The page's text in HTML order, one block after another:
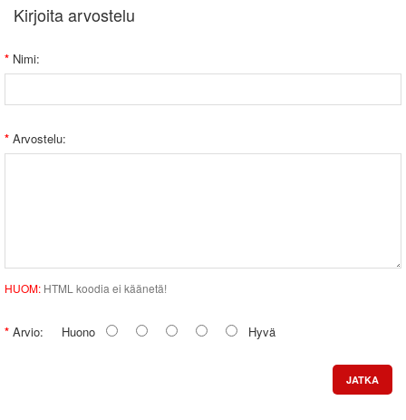
Kirjoita arvostelu
Nimi:
Arvostelu:
HUOM: HTML koodia ei käänetä!
Arvio: Huono Hyvä
JATKA